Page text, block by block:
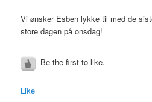
Vi ønsker Esben lykke til med de
store dagen på onsdag!
Be the first to like.
Like